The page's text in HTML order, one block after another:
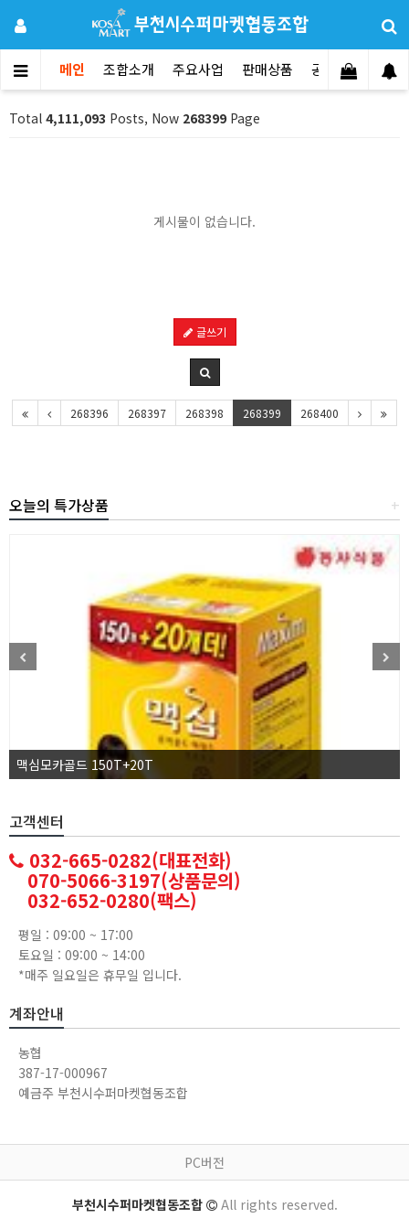
메인 조합소개 주요사업 판매상품 공지사항 문
Total 4,111,093 Posts, Now 268399 Page
게시물이 없습니다.
글쓰기
268396 268397 268398 268399 268400
+
오늘의 특가상품
맥심모카골드 150T+20T
고객센터
032-665-0282(대표전화)
070-5066-3197(상품문의)
032-652-0280(팩스)
평일 : 09:00 ~ 17:00
토요일 : 09:00 ~ 14:00
*매주 일요일은 휴무일 입니다.
계좌안내
농협
387-17-000967
예금주 부천시수퍼마켓협동조합
PC버전
부천시수퍼마켓협동조합 All rights reserved.